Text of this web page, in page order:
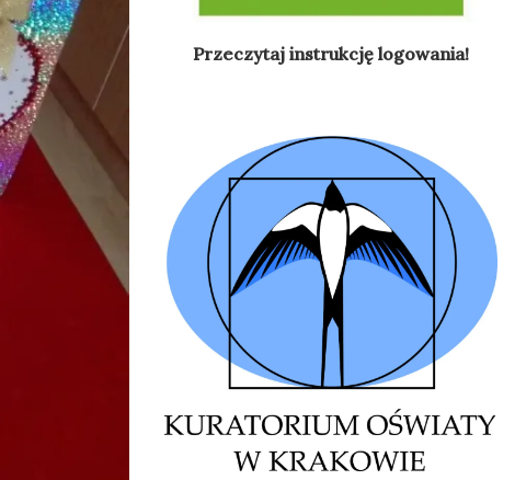
Przeczytaj instrukcję logowania!